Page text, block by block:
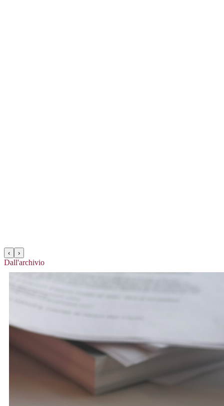
‹ ›
Dall'archivio